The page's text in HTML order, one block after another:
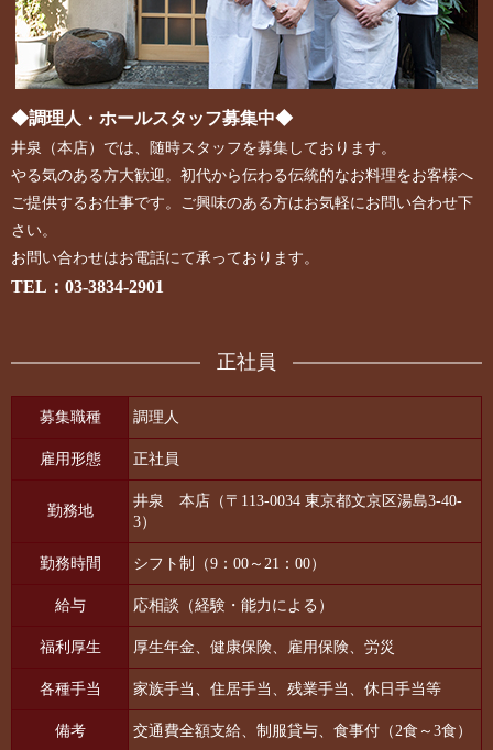
◆調理人・ホールスタッフ募集中◆
井泉（本店）では、随時スタッフを募集しております。
やる気のある方大歓迎。初代から伝わる伝統的なお料理をお客様へ
ご提供するお仕事です。ご興味のある方はお気軽にお問い合わせ下
さい。
お問い合わせはお電話にて承っております。
TEL：03-3834-2901
正社員
募集職種 調理人
雇用形態 正社員
勤務地
井泉 本店（〒113-0034 東京都文京区湯島3-40-
3）
勤務時間 シフト制（9：00～21：00）
給与 応相談（経験・能力による）
福利厚生 厚生年金、健康保険、雇用保険、労災
各種手当 家族手当、住居手当、残業手当、休日手当等
備考 交通費全額支給、制服貸与、食事付（2食～3食）